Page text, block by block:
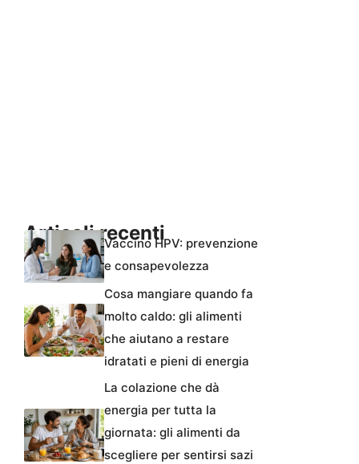
Articoli recentiVaccino HPV: prevenzione
e consapevolezza
Cosa mangiare quando fa
molto caldo: gli alimenti
che aiutano a restare
idratati e pieni di energia
La colazione che dà
energia per tutta la
giornata: gli alimenti da
scegliere per sentirsi sazi